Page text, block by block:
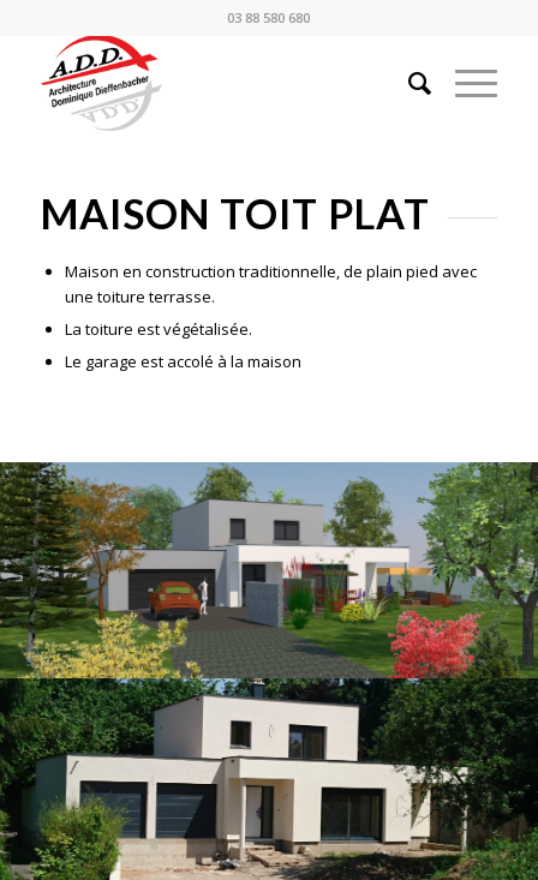
03 88 580 680
MAISON TOIT PLAT
Maison en construction traditionnelle, de plain pied avec
une toiture terrasse.
La toiture est végétalisée.
Le garage est accolé à la maison